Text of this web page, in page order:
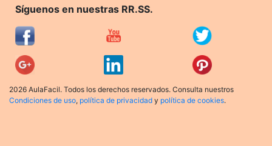
Síguenos en nuestras RR.SS.
2026 AulaFacil. Todos los derechos reservados. Consulta nuestros
Condiciones de uso, política de privacidad y política de cookies.